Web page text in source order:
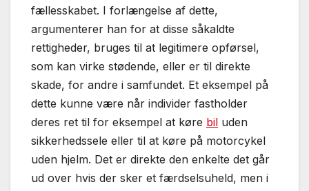
fællesskabet. I forlængelse af dette,
argumenterer han for at disse såkaldte
rettigheder, bruges til at legitimere opførsel,
som kan virke stødende, eller er til direkte
skade, for andre i samfundet. Et eksempel på
dette kunne være når individer fastholder
deres ret til for eksempel at køre bil uden
sikkerhedssele eller til at køre på motorcykel
uden hjelm. Det er direkte den enkelte det går
ud over hvis der sker et færdselsuheld, men i